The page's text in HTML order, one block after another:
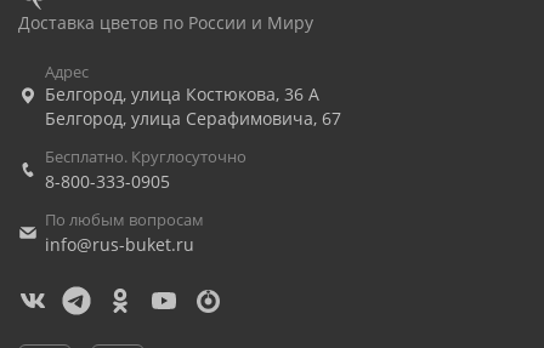
Доставка цветов по России и Миру
Адрес
Белгород, улица Костюкова, 36 А
Белгород, улица Серафимовича, 67
Бесплатно. Круглосуточно
8-800-333-0905
По любым вопросам
info@rus-buket.ru